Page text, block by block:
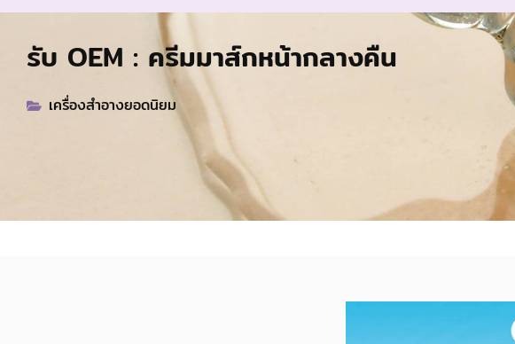
รับ OEM : ครีมมาส์กหน้ากลางคืน
เครื่องสำอางยอดนิยม